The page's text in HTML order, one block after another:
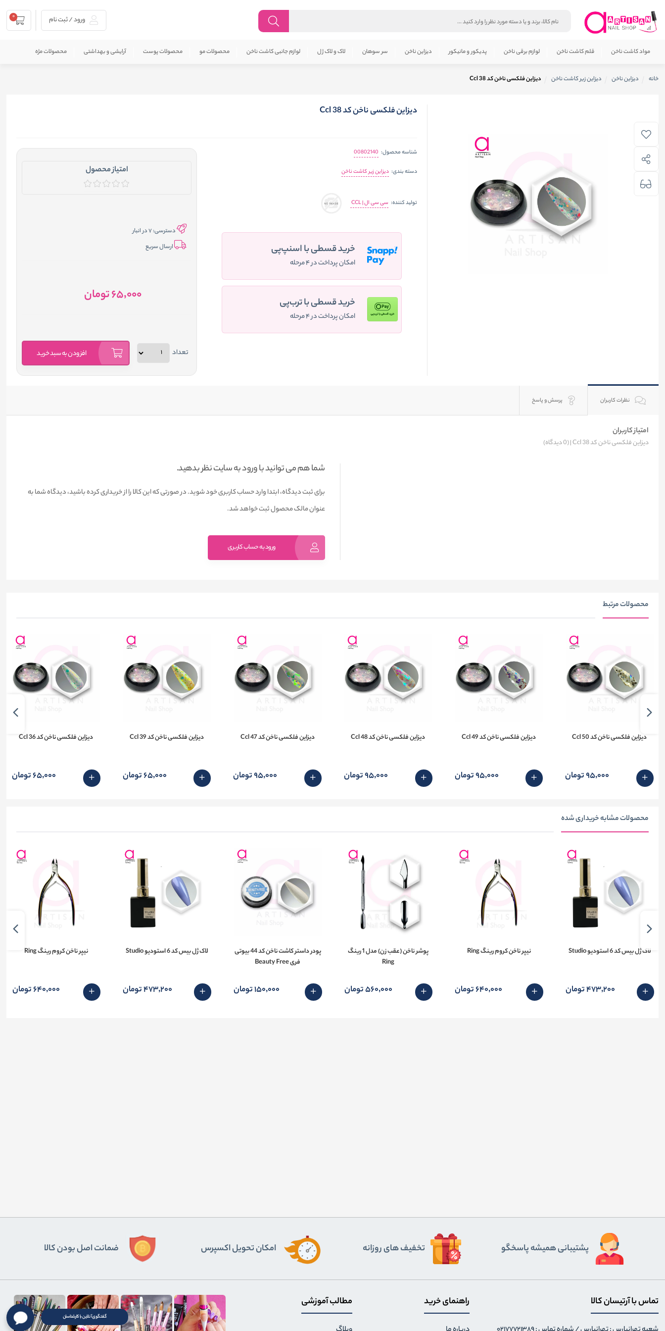
گفتگوی آنلاین با کارشناسان
ورود / ثبت نام 0
مواد کاشت ناخن قلم کاشت ناخن لوازم برقی ناخن پدیکور و مانیکور دیزاین ناخن سر سوهان لاک و لاک ژل لوازم جانبی کاشت ناخن محصولات مو محصولات پوست آرایشی و بهداشتی محصولات مژه
خانه دیزاین ناخن دیزاین زیر کاشت ناخن دیزاین فلکسی ناخن کد 38 Ccl
دیزاین فلکسی ناخن کد 38 Ccl
شناسه محصول: 00802140
دسته بندی: دیزاین زیر کاشت ناخن
تولید کننده: سی سی ال | CCL
خرید قسطی با اسنپ‌پی
امکان پرداخت در ۴ مرحله
خرید قسطی با ترب‌پی
امکان پرداخت در ۴ مرحله
امتیاز محصول
دسترسی:7 در انبار
ارسال سریع
65٬000تومان
تعداد افزودن به سبد خرید
نظرات کاربران پرسش و پاسخ
امتیاز کاربران
دیزاین فلکسی ناخن کد 38 Ccl | (0 دیدگاه)
شما هم می توانید با ورود به سایت نظر بدهید.
برای ثبت دیدگاه، ابتدا وارد حساب کاربری خود شوید. در صورتی که این کالا را از خریداری کرده باشید، دیدگاه شما به
عنوان مالک محصول ثبت خواهد شد.
ورود به حساب کاربری
محصولات مرتبط
دیزاین فلکسی ناخن کد 50 Ccl
95٬000 تومان
دیزاین فلکسی ناخن کد 49 Ccl
95٬000 تومان
دیزاین فلکسی ناخن کد 48 Ccl
95٬000 تومان
دیزاین فلکسی ناخن کد 47 Ccl
95٬000 تومان
دیزاین فلکسی ناخن کد 39 Ccl
65٬000 تومان
دیزاین فلکسی ناخن کد 36 Ccl
65٬000 تومان
محصولات مشابه خریداری شده
لاک ژل بیس کد 6 استودیو Studio
473٬200 تومان
نیپر ناخن کروم رینگ Ring
640٬000 تومان
پوشر ناخن (عقب زن) مدل 1 رینگ
Ring
560٬000 تومان
پودر داستر کاشت ناخن کد 44 بیوتی
فری Beauty Free
150٬000 تومان
لاک ژل بیس کد 6 استودیو Studio
473٬200 تومان
نیپر ناخن کروم رینگ Ring
640٬000 تومان
پشتیبانی همیشه پاسخگو تخفیف های روزانه اﻣﮑﺎن ﺗﺤﻮﯾﻞ اﮐﺴﭙﺮس ضمانت اصل بودن کالا
تماس با آرتیسان کالا راهنمای خرید مطالب آموزشی